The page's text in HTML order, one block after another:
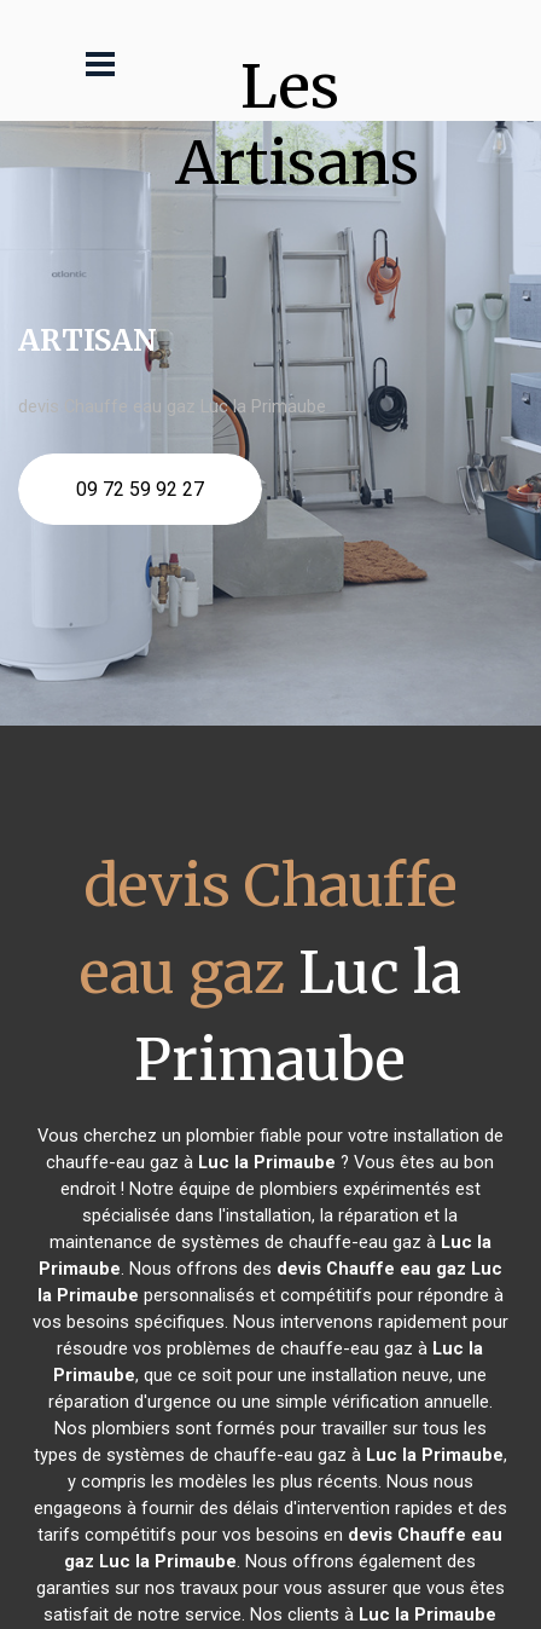
Les
Artisans
ARTISAN
devis Chauffe eau gaz Luc la Primaube
09 72 59 92 27
devis Chauffe
eau gaz Luc la
Primaube
Vous cherchez un plombier fiable pour votre installation de
chauffe-eau gaz à Luc la Primaube ? Vous êtes au bon
endroit ! Notre équipe de plombiers expérimentés est
spécialisée dans l'installation, la réparation et la
maintenance de systèmes de chauffe-eau gaz à Luc la
Primaube. Nous offrons des devis Chauffe eau gaz Luc
la Primaube personnalisés et compétitifs pour répondre à
vos besoins spécifiques. Nous intervenons rapidement pour
résoudre vos problèmes de chauffe-eau gaz à Luc la
Primaube, que ce soit pour une installation neuve, une
réparation d'urgence ou une simple vérification annuelle.
Nos plombiers sont formés pour travailler sur tous les
types de systèmes de chauffe-eau gaz à Luc la Primaube,
y compris les modèles les plus récents. Nous nous
engageons à fournir des délais d'intervention rapides et des
tarifs compétitifs pour vos besoins en devis Chauffe eau
gaz Luc la Primaube. Nous offrons également des
garanties sur nos travaux pour vous assurer que vous êtes
satisfait de notre service. Nos clients à Luc la Primaube